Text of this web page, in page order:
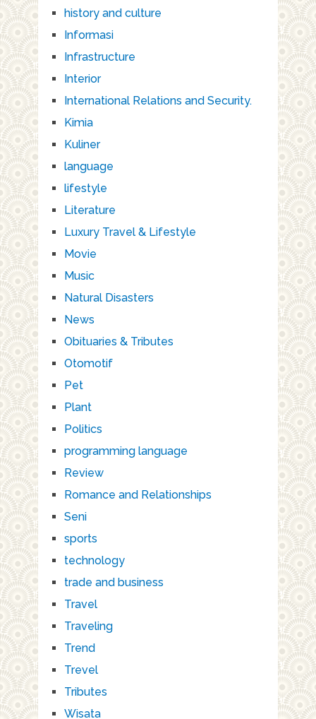
history and culture
Informasi
Infrastructure
Interior
International Relations and Security.
Kimia
Kuliner
language
lifestyle
Literature
Luxury Travel & Lifestyle
Movie
Music
Natural Disasters
News
Obituaries & Tributes
Otomotif
Pet
Plant
Politics
programming language
Review
Romance and Relationships
Seni
sports
technology
trade and business
Travel
Traveling
Trend
Trevel
Tributes
Wisata